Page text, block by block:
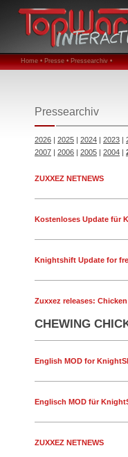
Home • Presse • Pressearchiv •
Pressearchiv
2026 2025 2024 2023
2007
2006 2005 2004
ZUXXEZ NETNEWS
Kostenloses Update für
Knightshift Update for
Zuxxez releases:
CHEWING
English MOD for
Englisch MOD für
ZUXXEZ NETNEWS